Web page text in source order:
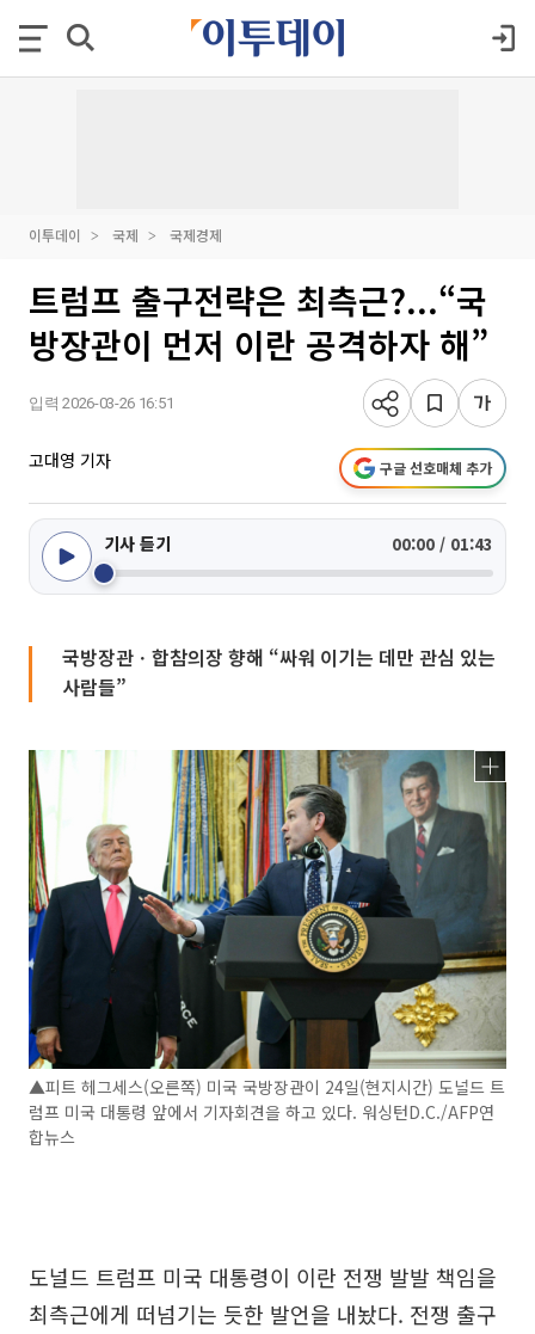
이투데이 국제 국제경제
트럼프 출구전략은 최측근?...“국
방장관이 먼저 이란 공격하자 해”
입력 2026-03-26 16:51
고대영 기자 구글 선호매체 추가
기사 듣기 00:00 / 01:43
국방장관ㆍ합참의장 향해 “싸워 이기는 데만 관심 있는
사람들”
▲피트 헤그세스(오른쪽) 미국 국방장관이 24일(현지시간) 도널드 트
럼프 미국 대통령 앞에서 기자회견을 하고 있다. 워싱턴D.C./AFP연
합뉴스
도널드 트럼프 미국 대통령이 이란 전쟁 발발 책임을
최측근에게 떠넘기는 듯한 발언을 내놨다. 전쟁 출구